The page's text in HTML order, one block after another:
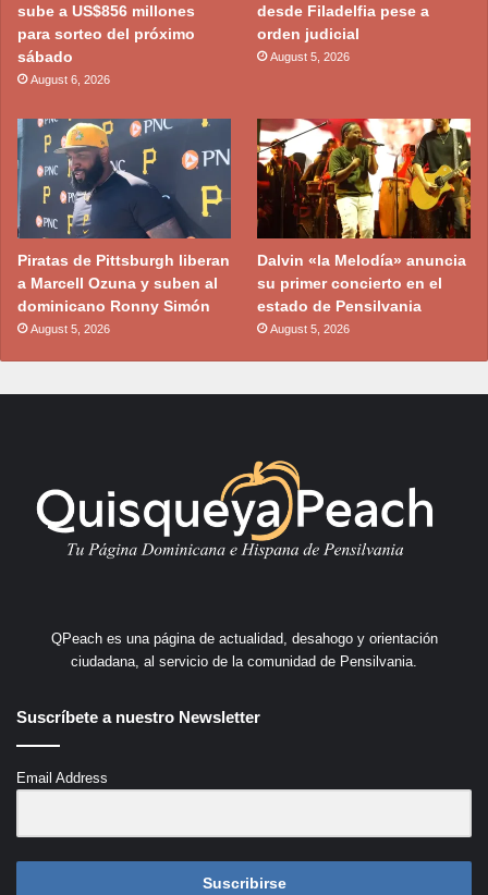
sube a US$856 millones
para sorteo del próximo
sábado
August 6, 2026
desde Filadelfia pese a
orden judicial
August 5, 2026
Piratas de Pittsburgh liberan
a Marcell Ozuna y suben al
dominicano Ronny Simón
August 5, 2026
Dalvin «la Melodía» anuncia
su primer concierto en el
estado de Pensilvania
August 5, 2026
QPeach es una página de actualidad, desahogo y orientación
ciudadana, al servicio de la comunidad de Pensilvania.
Suscríbete a nuestro Newsletter
Email Address
Suscribirse